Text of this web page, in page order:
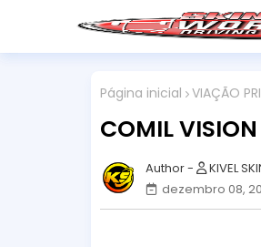
Página inicial VIAÇÃO
COMIL
KIVEL
dezembro 08,